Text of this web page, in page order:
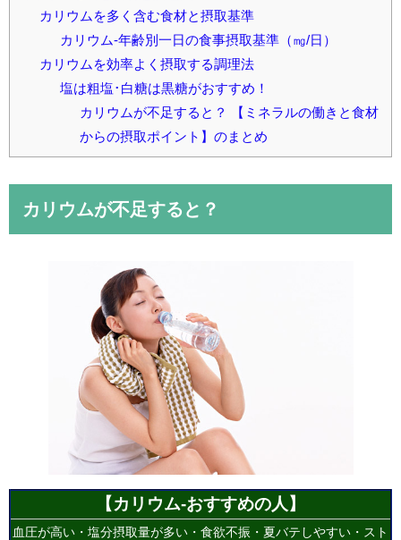
カリウムを多く含む食材と摂取基準
カリウム-年齢別一日の食事摂取基準（㎎/日）
カリウムを効率よく摂取する調理法
塩は粗塩･白糖は黒糖がおすすめ！
カリウムが不足すると？ 【ミネラルの働きと食材
からの摂取ポイント】のまとめ
カリウムが不足すると？
【カリウム-おすすめの人】
血圧が高い・塩分摂取量が多い・食欲不振・夏バテしやすい・スト